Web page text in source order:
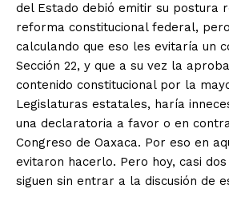
del Estado debió emitir su postura
reforma constitucional federal,
calculando que eso les evitaría un
Sección 22, y que a su vez la
contenido constitucional por la
Legislaturas estatales, haría
una declaratoria a favor o en
Congreso de Oaxaca. Por eso en
evitaron hacerlo. Pero hoy, casi
siguen sin entrar a la discusión de